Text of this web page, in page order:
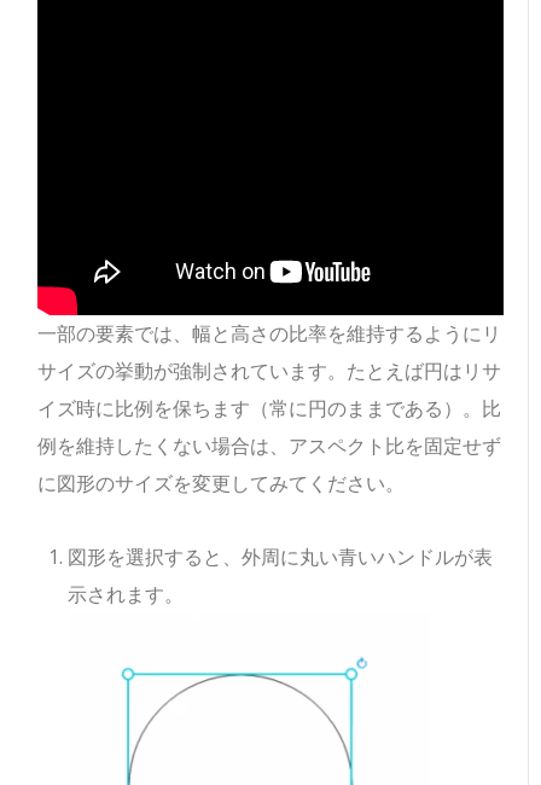
一部の要素では、幅と高さの比率を維持するようにリ
サイズの挙動が強制されています。たとえば円はリサ
イズ時に比例を保ちます（常に円のままである）。比
例を維持したくない場合は、アスペクト比を固定せず
に図形のサイズを変更してみてください。
図形を選択すると、外周に丸い青いハンドルが表
示されます。